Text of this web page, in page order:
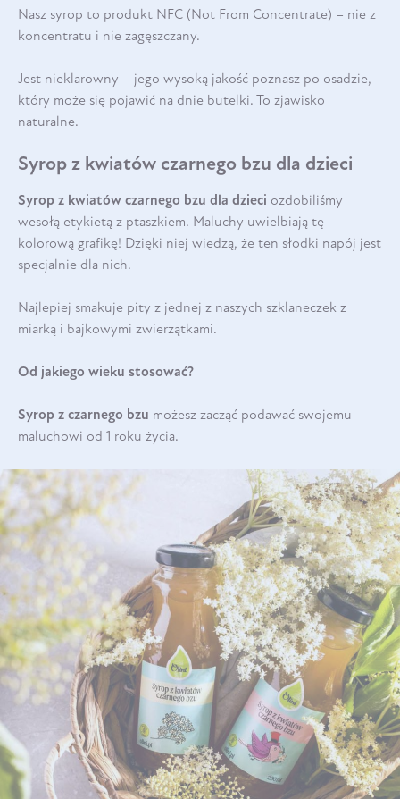
Nasz syrop to produkt NFC (Not From Concentrate) – nie z
koncentratu i nie zagęszczany.
Jest nieklarowny – jego wysoką jakość poznasz po osadzie,
który może się pojawić na dnie butelki. To zjawisko
naturalne.
Syrop z kwiatów czarnego bzu dla dzieci
Syrop z kwiatów czarnego bzu dla dzieci ozdobiliśmy
wesołą etykietą z ptaszkiem. Maluchy uwielbiają tę
kolorową grafikę! Dzięki niej wiedzą, że ten słodki napój jest
specjalnie dla nich.
Najlepiej smakuje pity z jednej z naszych szklaneczek z
miarką i bajkowymi zwierzątkami.
Od jakiego wieku stosować?
Syrop z czarnego bzu możesz zacząć podawać swojemu
maluchowi od 1 roku życia.